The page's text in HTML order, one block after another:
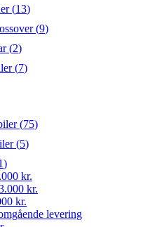
(13)
(9)
(2)
(7)
(75)
(5)
)
kr.
kr.
kr.
levering